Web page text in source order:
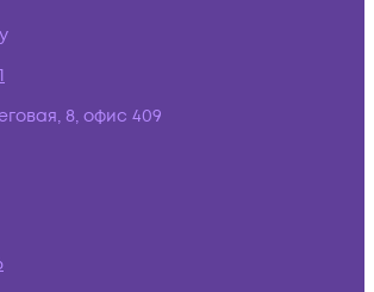
8, офис 409